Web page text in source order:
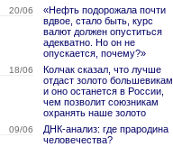
20/06
«Нефть подорожала почти
вдвое, стало быть, курс
валют должен опуститься
адекватно. Но он не
опускается, почему?»
18/06
Колчак сказал, что лучше
отдаст золото большевикам,
и оно останется в России,
чем позволит союзникам
охранять наше золото
09/06
ДНК-анализ: где прародина
человечества?